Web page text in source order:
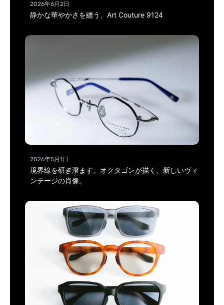
2026年6月2日
静かな華やかさを纏う、Art Couture 9124
2026年5月1日
境界線を研ぎ澄ます。オクタゴンが描く、新しいヴィ
ンテージの肖像。